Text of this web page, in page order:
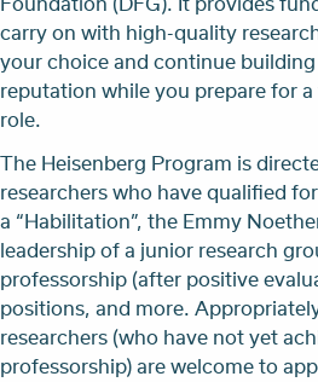
carry on with high-quality
your choice and continue
reputation while you prepare for
role.
The Heisenberg Program is
researchers who have qualified
a “Habilitation”, the Emmy
leadership of a junior research
professorship (after positive
positions, and more.
researchers (who have not yet
professorship) are welcome to